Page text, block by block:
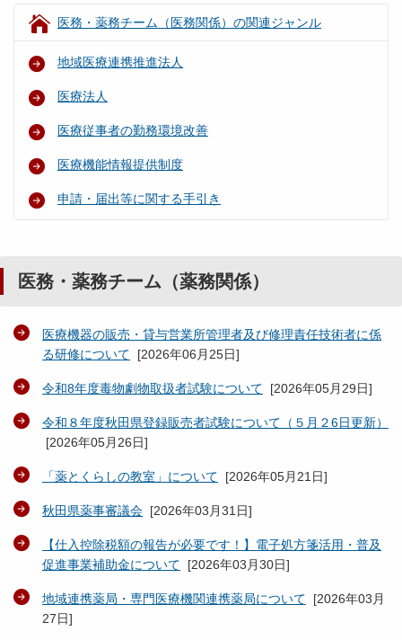
医務・薬務チーム（医務関係）の関連ジャンル
地域医療連携推進法人
医療法人
医療従事者の勤務環境改善
医療機能情報提供制度
申請・届出等に関する手引き
医務・薬務チーム（薬務関係）
医療機器の販売・貸与営業所管理者及び修理責任技術者に係
る研修について [2026年06月25日]
令和8年度毒物劇物取扱者試験について [2026年05月29日]
令和８年度秋田県登録販売者試験について（５月２6日更新）
[2026年05月26日]
「薬とくらしの教室」について [2026年05月21日]
秋田県薬事審議会 [2026年03月31日]
【仕入控除税額の報告が必要です！】電子処方箋活用・普及
促進事業補助金について [2026年03月30日]
地域連携薬局・専門医療機関連携薬局について [2026年03月
27日]